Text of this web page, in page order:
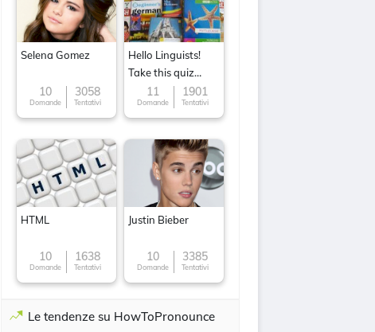
Selena Gomez
10
Domande
3058
Tentativi
Hello Linguists!
Take this quiz
now!11
Domande
1901
Tentativi
HTML
10
Domande
1638
Tentativi
Justin Bieber
10
Domande
3385
Tentativi
Le tendenze su HowToPronounce